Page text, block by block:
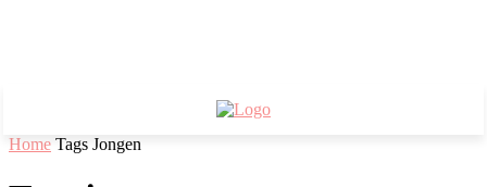
Home Tags Jongen